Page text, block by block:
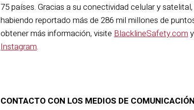
75 países. Gracias a su conectividad celular y
habiendo reportado más de 286 mil millones de
obtener más información, visite BlacklineSafety.com
Instagram.
CONTACTO CON LOS MEDIOS DE COMUNICACIÓN